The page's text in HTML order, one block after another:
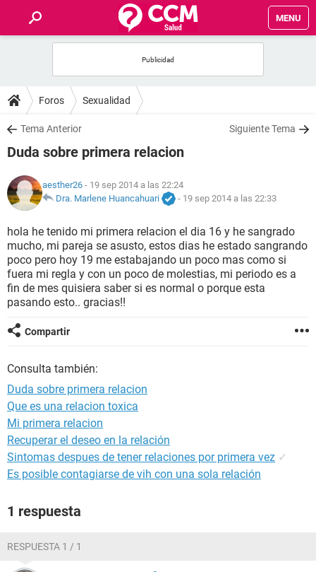
MENU
FOROS
SALUD
NUTRICIÓN
BIENESTAR
SEXUALIDAD
GLOSARIO
Foros Sexualidad
Tema Anterior Siguiente Tema
Duda sobre primera relacion
aesther26 - 19 sep 2014 a las 22:24
Dra. Marlene Huancahuari
- 19 sep 2014 a las 22:33
hola he tenido mi primera relacion el dia 16 y he sangrado
mucho, mi pareja se asusto, estos dias he estado sangrando
poco pero hoy 19 me estabajando un poco mas como si
fuera mi regla y con un poco de molestias, mi periodo es a
fin de mes quisiera saber si es normal o porque esta
pasando esto.. gracias!!
Compartir
Consulta también:
Duda sobre primera relacion
Que es una relacion toxica
Mi primera relacion
Recuperar el deseo en la relación
Sintomas despues de tener relaciones por primera vez ✓
Es posible contagiarse de vih con una sola relación
1 respuesta
RESPUESTA 1 / 1